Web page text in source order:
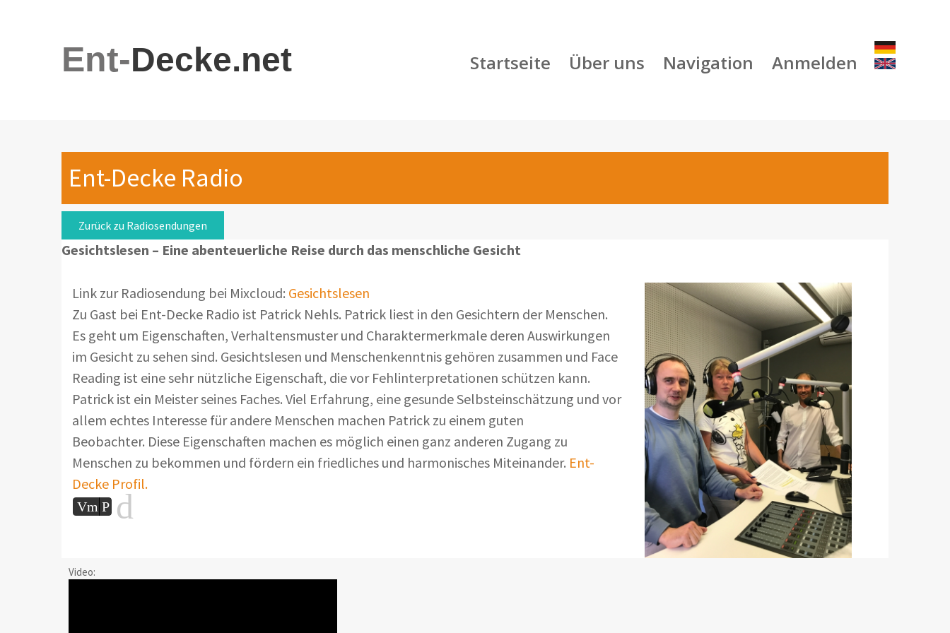
Ent-Decke.net Startseite Über uns Navigation Anmelden
Ent-Decke Radio
Zurück zu Radiosendungen
Gesichtslesen – Eine abenteuerliche Reise durch das menschliche Gesicht
Link zur Radiosendung bei Mixcloud: Gesichtslesen
Zu Gast bei Ent-Decke Radio ist Patrick Nehls. Patrick liest in den Gesichtern der Menschen.
Es geht um Eigenschaften, Verhaltensmuster und Charaktermerkmale deren Auswirkungen
im Gesicht zu sehen sind. Gesichtslesen und Menschenkenntnis gehören zusammen und Face
Reading ist eine sehr nützliche Eigenschaft, die vor Fehlinterpretationen schützen kann.
Patrick ist ein Meister seines Faches. Viel Erfahrung, eine gesunde Selbsteinschätzung und vor
allem echtes Interesse für andere Menschen machen Patrick zu einem guten
Beobachter. Diese Eigenschaften machen es möglich einen ganz anderen Zugang zu
Menschen zu bekommen und fördern ein friedliches und harmonisches Miteinander. Ent-
Decke Profil.
Vm P d
Video: